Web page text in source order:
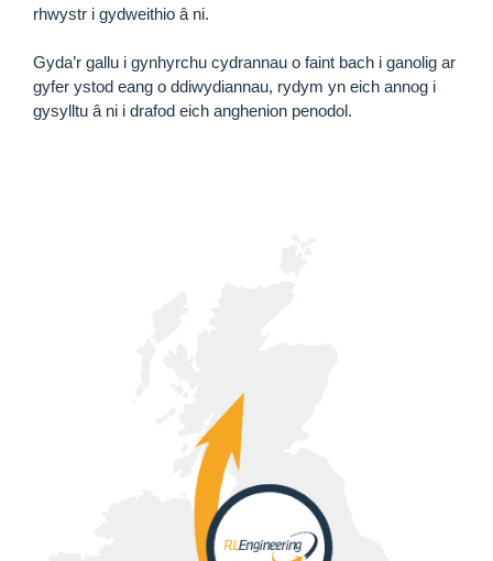
rhwystr i gydweithio â ni.
Gyda’r gallu i gynhyrchu cydrannau o faint bach i ganolig ar
gyfer ystod eang o ddiwydiannau, rydym yn eich annog i
gysylltu â ni i drafod eich anghenion penodol.